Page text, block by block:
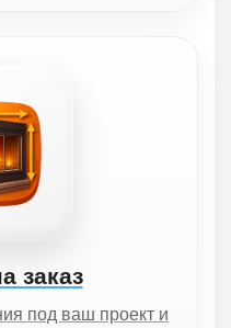
заказ
под ваш проект и